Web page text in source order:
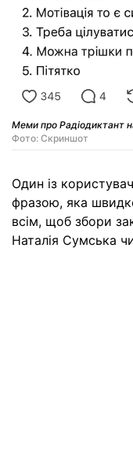
Меми про Радіодиктант
Фото: Скриншот
Один із
фразою, яка
всім, щоб збори
Наталія Сумська